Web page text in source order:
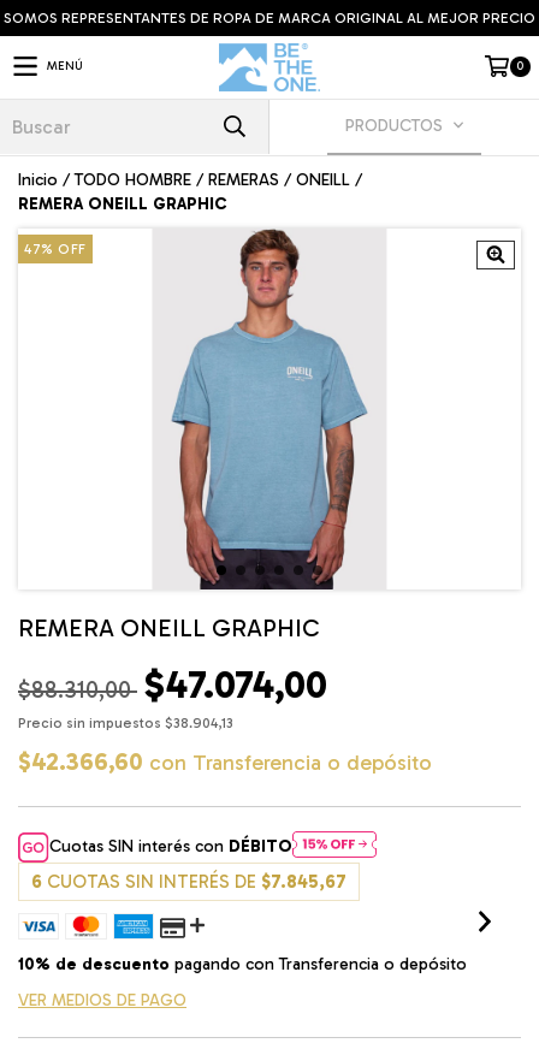
SOMOS REPRESENTANTES DE ROPA DE MARCA ORIGINAL AL MEJOR PRECIO
MENÚ 0
PRODUCTOS
Inicio / TODO HOMBRE / REMERAS / ONEILL /
REMERA ONEILL GRAPHIC
47% OFF
REMERA ONEILL GRAPHIC
$88.310,00 $47.074,00
Precio sin impuestos $38.904,13
$42.366,60 con Transferencia o depósito
Cuotas SIN interés con DÉBITO
6 CUOTAS SIN INTERÉS DE $7.845,67
10% de descuento pagando con Transferencia o depósito
VER MEDIOS DE PAGO